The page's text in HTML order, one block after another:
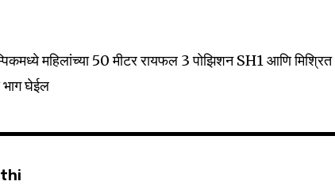
महिलांच्या 50 मीटर रायफल 3 पोझिशन SH1 आणि
भाग घेईल